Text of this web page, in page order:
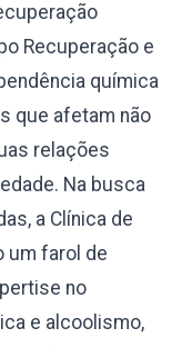
Recuperação e
química
que afetam não
relações
Na busca
a Clínica de
um farol de
no
e alcoolismo,